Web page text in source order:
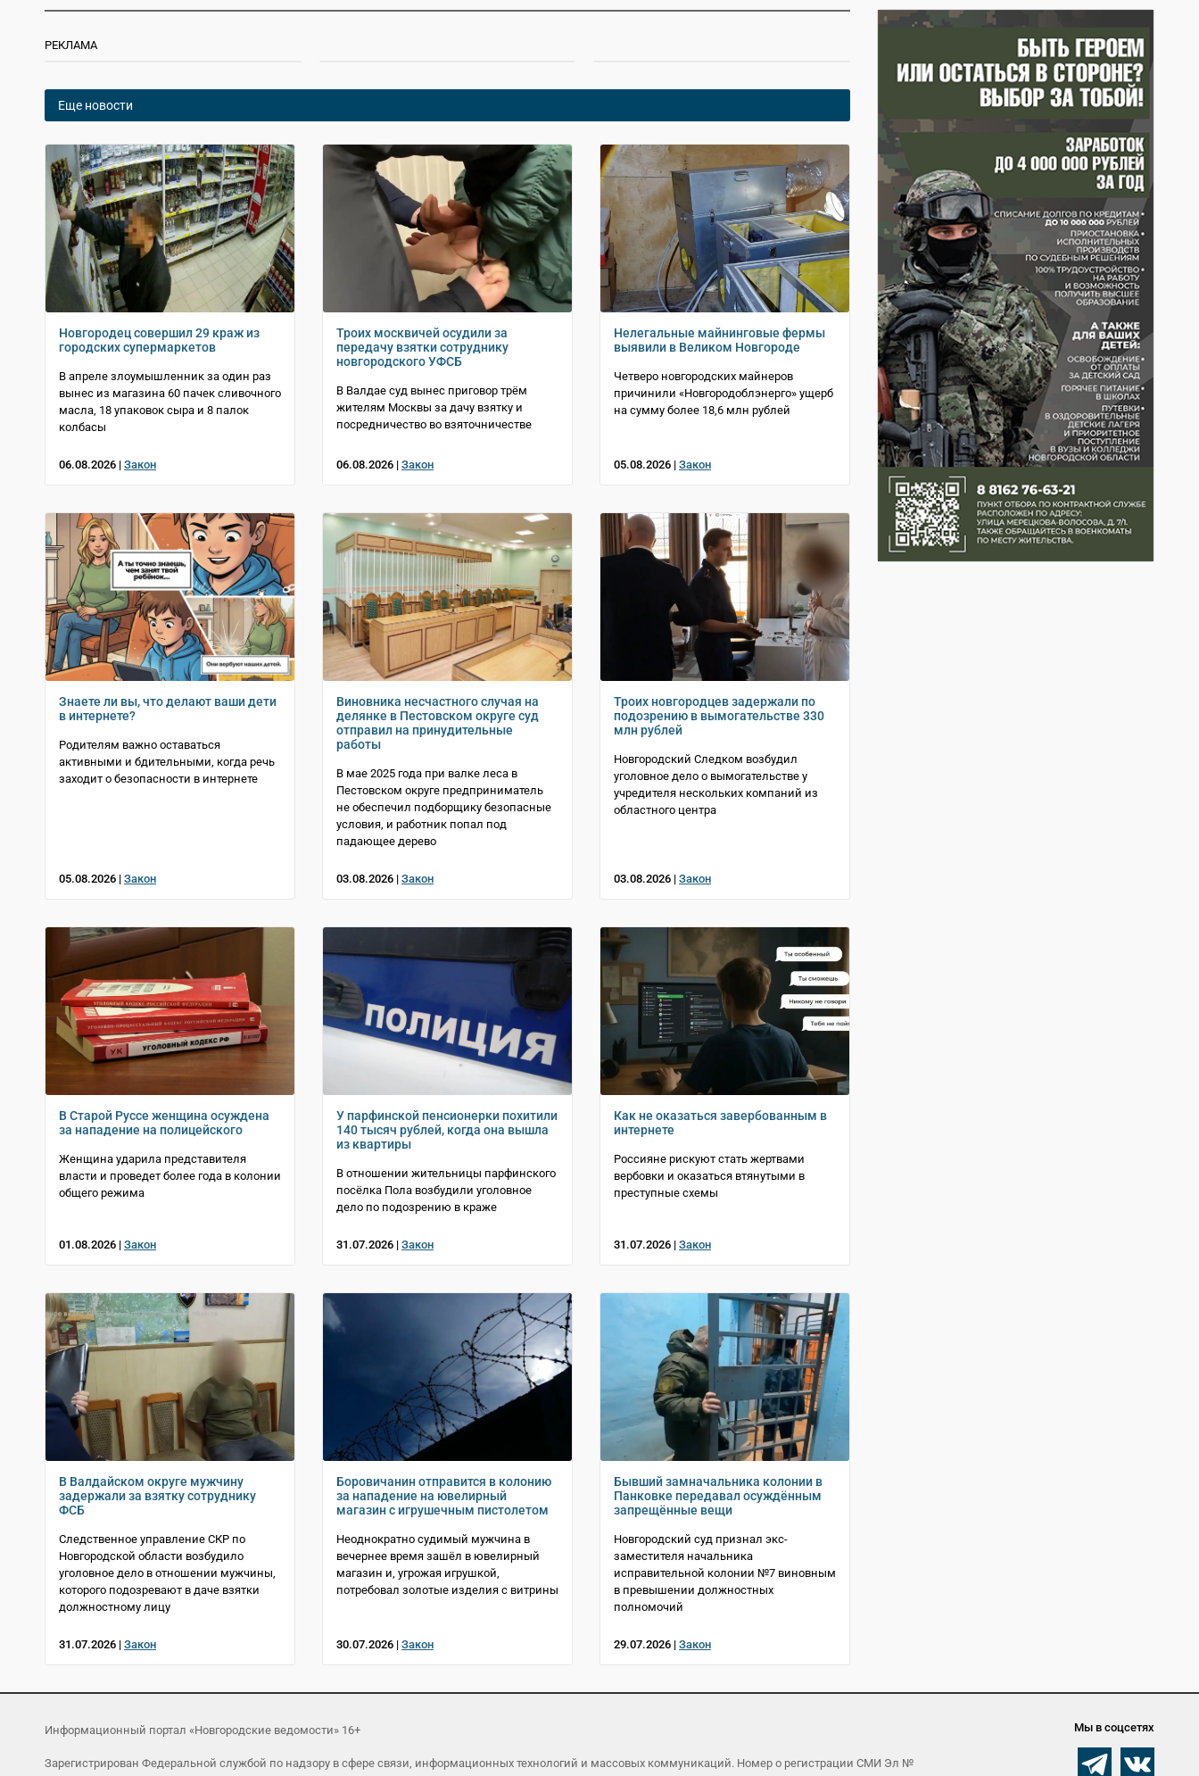
РЕКЛАМА
Еще новости
Новгородец совершил 29 краж из
городских супермаркетов
В апреле злоумышленник за один раз
вынес из магазина 60 пачек сливочного
масла, 18 упаковок сыра и 8 палок
колбасы
06.08.2026 | Закон
Троих москвичей осудили за
передачу взятки сотруднику
новгородского УФСБ
В Валдае суд вынес приговор трём
жителям Москвы за дачу взятку и
посредничество во взяточничестве
06.08.2026 | Закон
Нелегальные майнинговые фермы
выявили в Великом Новгороде
Четверо новгородских майнеров
причинили «Новгородоблэнерго» ущерб
на сумму более 18,6 млн рублей
05.08.2026 | Закон
Знаете ли вы, что делают ваши дети
в интернете?
Родителям важно оставаться
активными и бдительными, когда речь
заходит о безопасности в интернете
05.08.2026 | Закон
Виновника несчастного случая на
делянке в Пестовском округе суд
отправил на принудительные
работы
В мае 2025 года при валке леса в
Пестовском округе предприниматель
не обеспечил подборщику безопасные
условия, и работник попал под
падающее дерево
03.08.2026 | Закон
Троих новгородцев задержали по
подозрению в вымогательстве 330
млн рублей
Новгородский Следком возбудил
уголовное дело о вымогательстве у
учредителя нескольких компаний из
областного центра
03.08.2026 | Закон
В Старой Руссе женщина осуждена
за нападение на полицейского
Женщина ударила представителя
власти и проведет более года в колонии
общего режима
01.08.2026 | Закон
У парфинской пенсионерки похитили
140 тысяч рублей, когда она вышла
из квартиры
В отношении жительницы парфинского
посёлка Пола возбудили уголовное
дело по подозрению в краже
31.07.2026 | Закон
Как не оказаться завербованным в
интернете
Россияне рискуют стать жертвами
вербовки и оказаться втянутыми в
преступные схемы
31.07.2026 | Закон
В Валдайском округе мужчину
задержали за взятку сотруднику
ФСБ
Следственное управление СКР по
Новгородской области возбудило
уголовное дело в отношении мужчины,
которого подозревают в даче взятки
должностному лицу
31.07.2026 | Закон
Боровичанин отправится в колонию
за нападение на ювелирный
магазин с игрушечным пистолетом
Неоднократно судимый мужчина в
вечернее время зашёл в ювелирный
магазин и, угрожая игрушкой,
потребовал золотые изделия с витрины
30.07.2026 | Закон
Бывший замначальника колонии в
Панковке передавал осуждённым
запрещённые вещи
Новгородский суд признал экс-
заместителя начальника
исправительной колонии №7 виновным
в превышении должностных
полномочий
29.07.2026 | Закон
Информационный портал «Новгородские ведомости» 16+
Зарегистрирован Федеральной службой по надзору в сфере связи, информационных технологий и массовых коммуникаций. Номер о регистрации СМИ Эл №
Мы в соцсетях